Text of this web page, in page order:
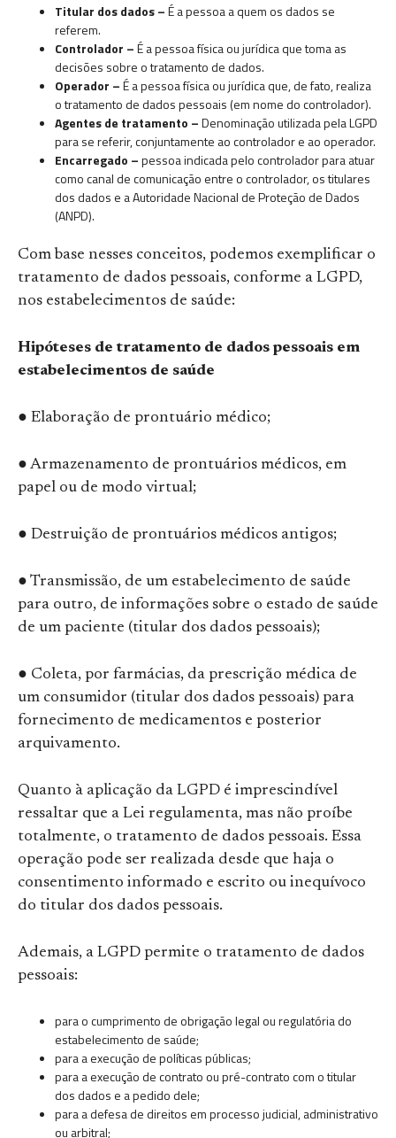
Titular dos dados –É a pessoa a quem os dados se
referem.
Controlador –É a pessoa física ou jurídica que toma as
decisões sobre o tratamento de dados.
Operador –É a pessoa física ou jurídica que, de fato, realiza
o tratamento de dados pessoais (em nome do controlador).
Agentes de tratamento –Denominação utilizada pela LGPD
para se referir, conjuntamente ao controlador e ao operador.
Encarregado –pessoa indicada pelo controlador para atuar
como canal de comunicação entre o controlador, os titulares
dos dados e a Autoridade Nacional de Proteção de Dados
(ANPD).
Com base nesses conceitos, podemos exemplificar o
tratamento de dados pessoais, conforme a LGPD,
nos estabelecimentos de saúde:
Hipóteses de tratamento de dados pessoais em
estabelecimentos de saúde
● Elaboração de prontuário médico;
● Armazenamento de prontuários médicos, em
papel ou de modo virtual;
● Destruição de prontuários médicos antigos;
● Transmissão, de um estabelecimento de saúde
para outro, de informações sobre o estado de saúde
de um paciente (titular dos dados pessoais);
● Coleta, por farmácias, da prescrição médica de
um consumidor (titular dos dados pessoais) para
fornecimento de medicamentos e posterior
arquivamento.
Quanto à aplicação da LGPD é imprescindível
ressaltar que a Lei regulamenta, mas não proíbe
totalmente, o tratamento de dados pessoais. Essa
operação pode ser realizada desde que haja o
consentimento informado e escrito ou inequívoco
do titular dos dados pessoais.
Ademais, a LGPD permite o tratamento de dados
pessoais:
para o cumprimento de obrigação legal ou regulatória do
estabelecimento de saúde;
para a execução de políticas públicas;
para a execução de contrato ou pré-contrato com o titular
dos dados e a pedido dele;
para a defesa de direitos em processo judicial, administrativo
ou arbitral;